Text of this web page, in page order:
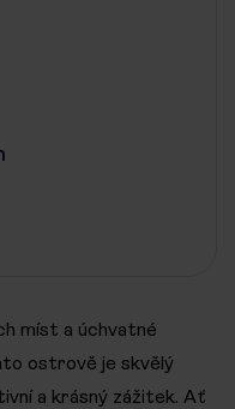
míst a úchvatné
ostrově je skvělý
a krásný zážitek. Ať